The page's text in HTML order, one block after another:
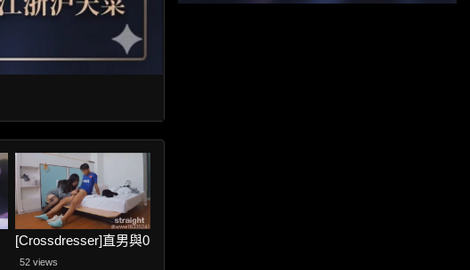
[Crossdresser]直男與0
52 views